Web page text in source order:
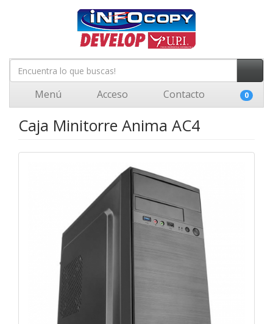
Menú Acceso Contacto 0
Caja Minitorre Anima AC4